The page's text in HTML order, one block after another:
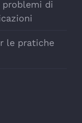
di
le pratiche